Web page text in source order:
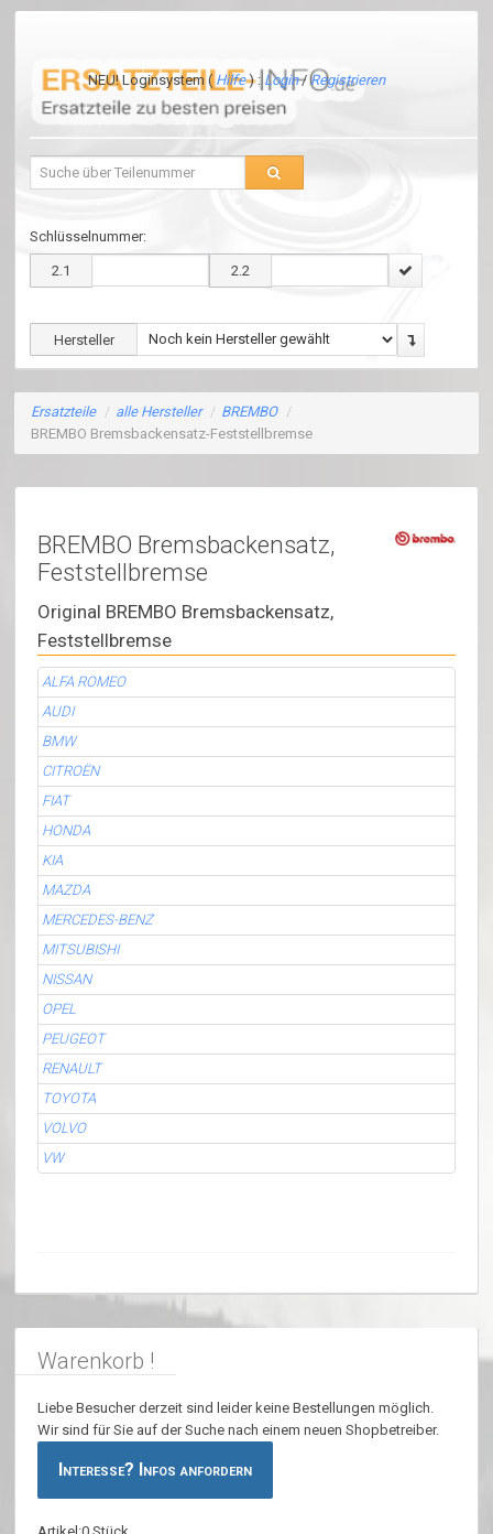
NEU! Loginsystem ( Hilfe) : Login/Registrieren
Schlüsselnummer:
2.1 2.2
Hersteller
Ersatzteile / alle Hersteller / BREMBO /
BREMBO Bremsbackensatz-Feststellbremse
BREMBO Bremsbackensatz,
Feststellbremse
Original BREMBO Bremsbackensatz,
Feststellbremse
ALFA ROMEO
AUDI
BMW
CITROËN
FIAT
HONDA
KIA
MAZDA
MERCEDES-BENZ
MITSUBISHI
NISSAN
OPEL
PEUGEOT
RENAULT
TOYOTA
VOLVO
VW
Warenkorb !
Liebe Besucher derzeit sind leider keine Bestellungen möglich.
Wir sind für Sie auf der Suche nach einem neuen Shopbetreiber.
Interesse? Infos anfordern